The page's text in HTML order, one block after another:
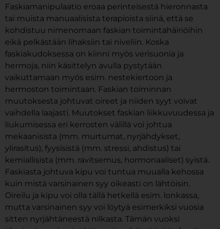
Faskiamanipulaatio eroaa perinteisestä hieronnasta
tai muista manuaalisista terapioista siinä, että se
kohdistuu nimenomaan faskian toimintahäiriöihin
eikä pelkästään lihaksiin tai niveliin. Koska
faskiakudoksessa on kiinni myös verisuonia ja
hermoja, niin käsittelyn avulla pystytään
vaikuttamaan myös esim. nestekiertoon ja
hermoston toimintaan. Faskian toiminnan
muutoksesta johtuvat oireet ja niiden syyt voivat
vaihdella laajasti. Muutokset faskian liikkuvuudessa ja
liukumisessa eri kerrosten välillä voi johtua
mekaanisista (mm. murtumat, nyrjähdykset,
ylirasitus), fyysisistä (mm. stressi, ahdistus) tai
kemiallisista (mm. ravitsemus, hormonaaliset) syistä.
Faskiasta johtuva kipu voi tuntua muualla kehossa
kuin mistä varsinainen syy oikeasti on lähtöisin.
Oireilu ja kipu voi olla tällä hetkellä esim. lonkassa,
mutta varsinainen syy voi löytyä esimerkiksi vuosia
sitten nyrjähtäneestä nilkasta. Tämän vuoksi